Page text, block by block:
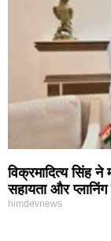
विक्रमादित्य सिंह
सहायता और
himdevnews